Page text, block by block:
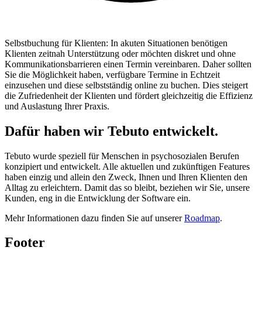
Selbstbuchung für Klienten: In akuten Situationen benötigen
Klienten zeitnah Unterstützung oder möchten diskret und ohne
Kommunikationsbarrieren einen Termin vereinbaren. Daher sollten
Sie die Möglichkeit haben, verfügbare Termine in Echtzeit
einzusehen und diese selbstständig online zu buchen. Dies steigert
die Zufriedenheit der Klienten und fördert gleichzeitig die Effizienz
und Auslastung Ihrer Praxis.
Dafür haben wir Tebuto entwickelt.
Tebuto wurde speziell für Menschen in psychosozialen Berufen
konzipiert und entwickelt. Alle aktuellen und zukünftigen Features
haben einzig und allein den Zweck, Ihnen und Ihren Klienten den
Alltag zu erleichtern. Damit das so bleibt, beziehen wir Sie, unsere
Kunden, eng in die Entwicklung der Software ein.
Mehr Informationen dazu finden Sie auf unserer Roadmap.
Footer